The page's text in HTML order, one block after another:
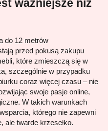
ważniejsze niż
do 12 metrów
przed pokusą zakupu
które zmieszczą się w
szczególnie w przypadku
coraz więcej czasu – nie
swoje pasje online,
W takich warunkach
którego nie zapewni
ale twarde krzesełko.